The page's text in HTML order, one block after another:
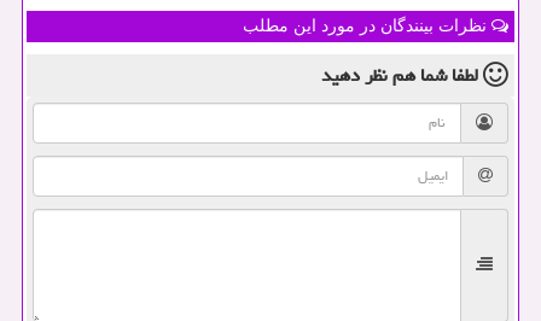
نظرات بینندگان در مورد این مطلب
لطفا شما همنظر دهید